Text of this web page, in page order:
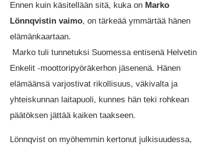
Ennen kuin käsitellään sitä, kuka on Marko
Lönnqvistin vaimo, on tärkeää ymmärtää hänen
elämänkaartaan.
Marko tuli tunnetuksi Suomessa entisenä Helvetin
Enkelit -moottoripyöräkerhon jäsenenä. Hänen
elämäänsä varjostivat rikollisuus, väkivalta ja
yhteiskunnan laitapuoli, kunnes hän teki rohkean
päätöksen jättää kaiken taakseen.
Lönnqvist on myöhemmin kertonut julkisuudessa,